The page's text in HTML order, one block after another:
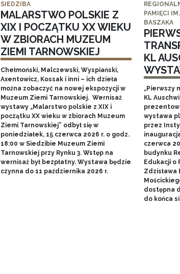
SIEDZIBA
MALARSTWO POLSKIE Z
XIX I POCZĄTKU XX WIEKU
W ZBIORACH MUZEUM
ZIEMI TARNOWSKIEJ
Chełmoński, Malczewski, Wyspiański,
Axentowicz, Kossak i inni – ich dzieła
można zobaczyć na nowej ekspozycji w
Muzeum Ziemi Tarnowskiej. Wernisaż
wystawy „Malarstwo polskie z XIX i
początku XX wieku w zbiorach Muzeum
Ziemi Tarnowskiej” odbył się w
poniedziałek, 15 czerwca 2026 r. o godz.
18:00 w Siedzibie Muzeum Ziemi
Tarnowskiej przy Rynku 3. Wstęp na
wernisaż był bezpłatny. Wystawa będzie
czynna do 11 października 2026 r.
PAMIĘCI
BASZAKA
KL
„Pierwszy
KL
wystawa
przez
czerwca
budynku
Edukacji o
Zdzisława
dostępna
do końca